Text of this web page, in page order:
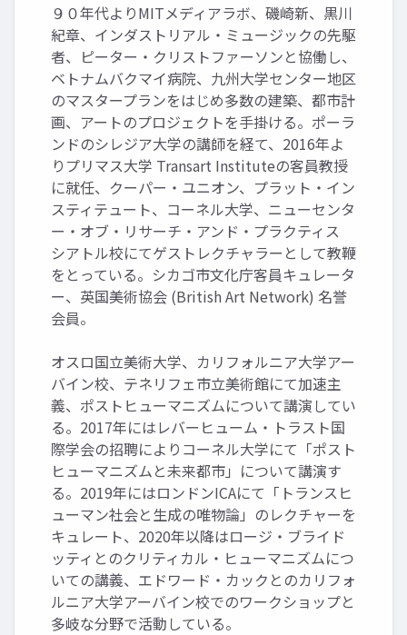
９０年代よりMITメディアラボ、磯崎新、黒川
紀章、インダストリアル・ミュージックの先駆
者、ピーター・クリストファーソンと協働し、
ベトナムバクマイ病院、九州大学センター地区
のマスタープランをはじめ多数の建築、都市計
画、アートのプロジェクトを手掛ける。ポーラ
ンドのシレジア大学の講師を経て、2016年よ
りプリマス大学 Transart Instituteの客員教授
に就任、クーパー・ユニオン、プラット・イン
スティテュート、コーネル大学、ニューセンタ
ー・オブ・リサーチ・アンド・プラクティス
シアトル校にてゲストレクチャラーとして教鞭
をとっている。シカゴ市文化庁客員キュレータ
ー、英国美術協会 (British Art Network) 名誉
会員。
オスロ国立美術大学、カリフォルニア大学アー
バイン校、テネリフェ市立美術館にて加速主
義、ポストヒューマニズムについて講演してい
る。2017年にはレバーヒューム・トラスト国
際学会の招聘によりコーネル大学にて「ポスト
ヒューマニズムと未来都市」について講演す
る。2019年にはロンドンICAにて「トランスヒ
ューマン社会と生成の唯物論」のレクチャーを
キュレート、2020年以降はロージ・ブライド
ッティとのクリティカル・ヒューマニズムにつ
いての講義、エドワード・カックとのカリフォ
ルニア大学アーバイン校でのワークショップと
多岐な分野で活動している。